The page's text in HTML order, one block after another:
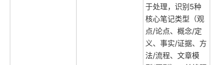
于处理，识别5种
核心笔记类型（观
点/论点、概念/定
义、事实/证据、方
法/流程、文章模